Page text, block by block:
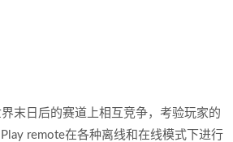
末日后的赛道上相互竞争，考验玩家的
remote在各种离线和在线模式下进行